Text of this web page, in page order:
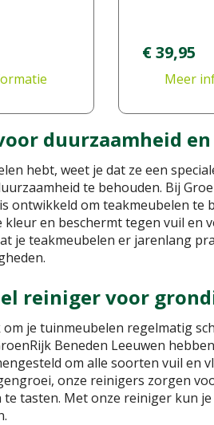
€39,95
Meer
duurzaamheid
hebt, weet je dat ze een
te behouden. Bij
ontwikkeld om teakmeubelen
en beschermt tegen vuil en
je teakmeubelen er jarenlang
reiniger voor
je tuinmeubelen regelmatig
Beneden Leeuwen
om alle soorten vuil en
onze reinigers zorgen
te tasten. Met onze reiniger kun